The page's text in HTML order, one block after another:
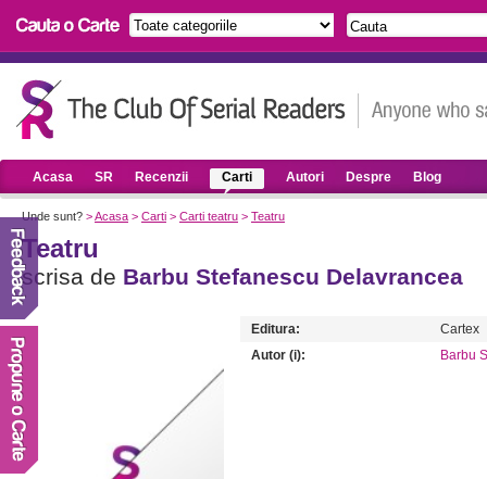
Acasa SR Recenzii Carti Autori Despre Blog
Unde sunt? >Acasa > Carti > Carti teatru > Teatru
Teatru
scrisa de Barbu Stefanescu Delavrancea
Editura:
Cartex
Autor (i):
Barbu